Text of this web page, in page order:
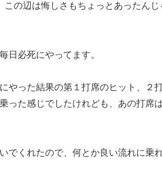
の辺は悔しさもちょっとあったん
日必死にやってます。
やった結果の第１打席のヒット、２
った感じでしたけれども、あの打席
でくれたので、何とか良い流れに乗